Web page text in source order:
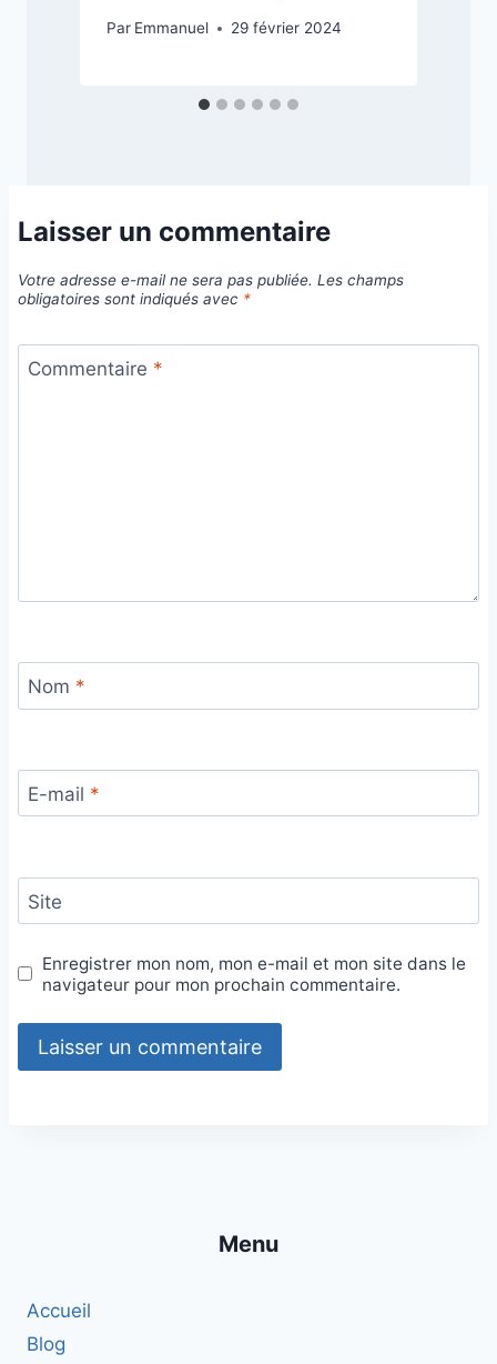
Par Emmanuel 29 février 2024
Laisser un commentaire
Votre adresse e-mail ne sera pas publiée. Les champs
obligatoires sont indiqués avec *
Commentaire *
Nom *
E-mail *
Site
Enregistrer mon nom, mon e-mail et mon site dans le
navigateur pour mon prochain commentaire.
Menu
Accueil
Blog